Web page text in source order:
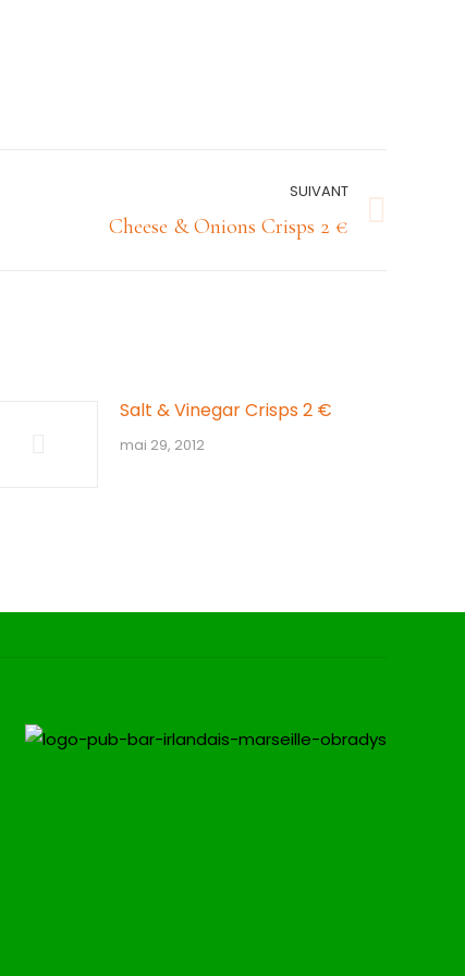
SUIVANT
Cheese & Onions Crisps 2 €
Salt & Vinegar Crisps 2 €
mai 29, 2012